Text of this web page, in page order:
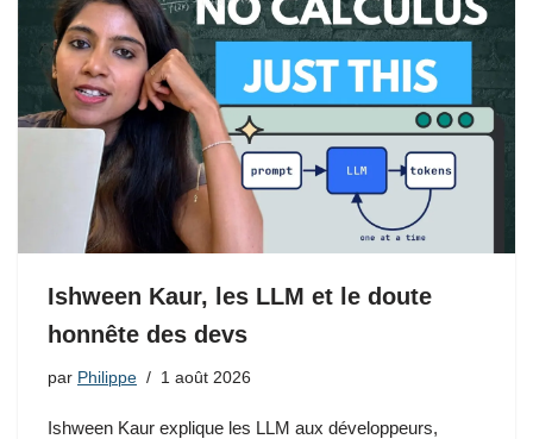
Ishween Kaur, les LLM et le doute
honnête des devs
par Philippe 1 août 2026
Ishween Kaur explique les LLM aux développeurs,